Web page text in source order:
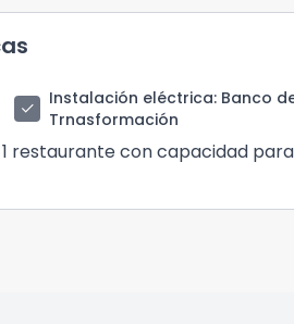
check Instalación eléctrica: Banco
Trnasformación
restaurante con capacidad